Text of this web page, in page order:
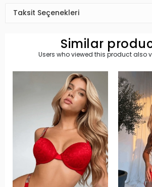
Taksit Seçenekleri
Similar
Users who viewed this product also